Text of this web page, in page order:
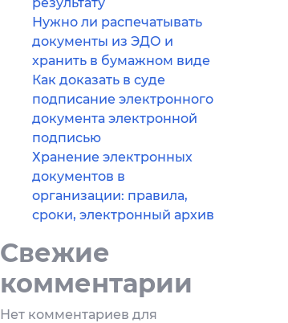
Нужно ли распечатывать
документы из ЭДО и
хранить в бумажном виде
Как доказать в суде
подписание электронного
документа электронной
подписью
Хранение электронных
документов в
организации: правила,
сроки, электронный архив
Свежие
комментарии
Нет комментариев для